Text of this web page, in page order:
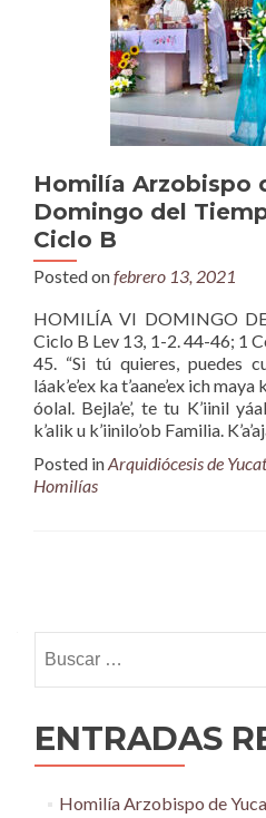
Homilía Arzobispo
Domingo del
Ciclo B
Posted onfebrero 13, 2021
HOMILÍA VI DOMINGO
Ciclo B Lev 13, 1-2. 44-46; 1
45. “Si tú quieres,
láak’e’ex ka t’aane’ex ich
óolal. Bejla’e’, te tu K’iinil
k’alik u k’iinilo’ob Familia.
Posted inArquidiócesis de
Homilías
navigation
ENTRADAS
Homilía Arzobispo de